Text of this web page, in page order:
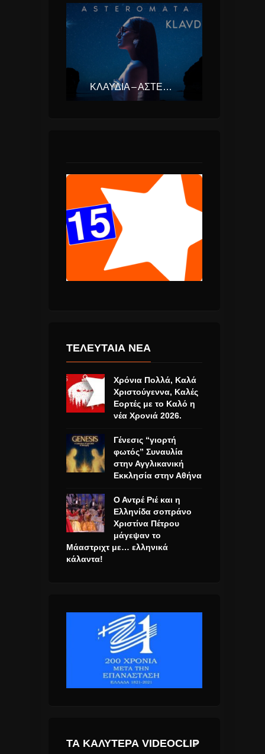
ΚΛΑΥΔΊΑ – ΑΣΤΕΡΟΜΆΤΑ (EUROVISION ΕΛΛΆΔΑ 2025)
ΤΕΛΕΥΤΑΙΑ ΝΕΑ
Χρόνια Πολλά, Καλά
Χριστούγεννα, Καλές
Εορτές με το Καλό η
νέα Χρονιά 2026.
Γένεσις “γιορτή
φωτός” Συναυλία
στην Αγγλικανική
Εκκλησία στην Αθήνα
Ο Αντρέ Ριέ και η
Ελληνίδα σοπράνο
Χριστίνα Πέτρου
μάγεψαν το
Μάαστριχτ με… ελληνικά
κάλαντα!
ΤΑ ΚΑΛΎΤΕΡΑ VIDEOCLIP